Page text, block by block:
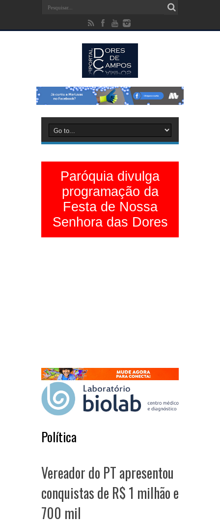
Paróquia divulga
programação da
Festa de Nossa
Senhora das Dores
Política
Vereador do PT apresentou
conquistas de R$ 1 milhão e
700 mil